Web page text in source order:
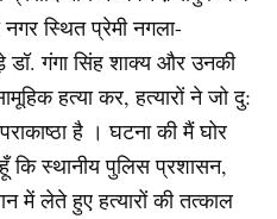
स्थित प्रेमी नगला-
डॉ. गंगा सिंह शाक्य और उनकी
हत्या कर, हत्यारों ने जो दु:
है । घटना की मैं घोर
कि स्थानीय पुलिस प्रशासन,
में लेते हुए हत्यारों की तत्काल